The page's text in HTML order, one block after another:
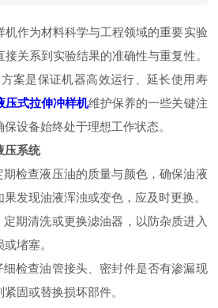
作为材料科学与工程领域的重要实验
关系到实验结果的准确性与重复性。
案是保证机器高效运行、延长使用寿
压式拉伸冲样机维护保养的一些关键注
设备始终处于理想工作状态。
压系统
查液压油的质量与颜色，确保油液
发现油液浑浊或变色，应及时更换。
清洗或更换滤油器，以防杂质进入
堵塞。
检查油管接头、密封件是否有渗漏现
固或替换损坏部件。